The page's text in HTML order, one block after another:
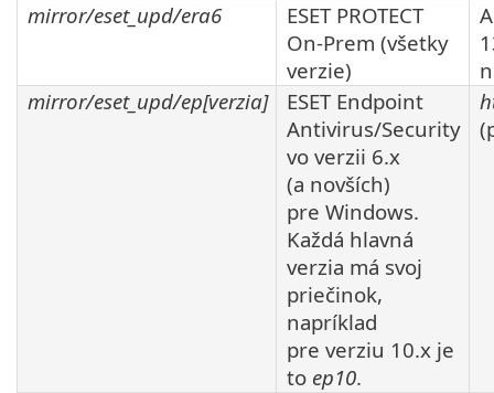
mirror/eset_upd/era6
ESET PROTECT
On-Prem (všetky
verzie)
mirror/eset_upd/ep[verzia]
ESET Endpoint
Antivirus/Security
vo verzii 6.x
(a novších)
pre Windows.
Každá hlavná
verzia má svoj
priečinok,
napríklad
pre verziu 10.x je
to ep10.